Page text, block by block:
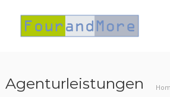
content
FourandMore
Agenturleistungen